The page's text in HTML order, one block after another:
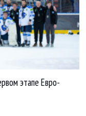
этапе Евро-